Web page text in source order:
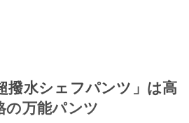
撥水シェフパンツ」は高
の万能パンツ